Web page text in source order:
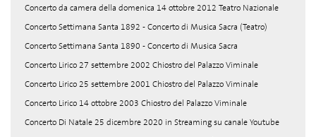
Concerto da camera della domenica 14 ottobre 2012 Teatro Nazionale
Concerto Settimana Santa 1892 - Concerto di Musica Sacra (Teatro)
Concerto Settimana Santa 1890 - Concerto di Musica Sacra
Concerto Lirico 27 settembre 2002 Chiostro del Palazzo Viminale
Concerto Lirico 25 settembre 2001 Chiostro del Palazzo Viminale
Concerto Lirico 14 ottobre 2003 Chiostro del Palazzo Viminale
Concerto Di Natale 25 dicembre 2020 in Streaming su canale Youtube